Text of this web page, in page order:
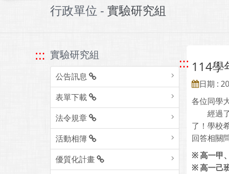
行政單位 - 實驗研究組
::: 實驗研究組
公告訊息
表單下載
法令規章
活動相簿
優質化計畫
::: 114學
日期 :
各位同學
經過了
了！學校
回答相關
※ 高一甲
※ 高一己